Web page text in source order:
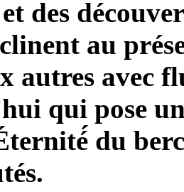
des
au
autres avec
qui pose
du